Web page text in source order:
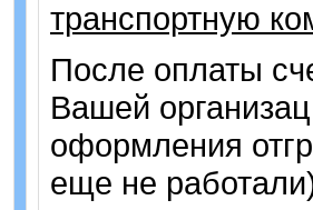
транспортную
После оплаты
Вашей
оформления
еще не